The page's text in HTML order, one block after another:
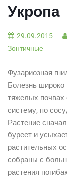
Укропа
29.09.2015
Зонтичные
Фузариозная
Болезнь широко
тяжелых почвах
систему, по
Растение
буреет и
растительных
собраны с
растения